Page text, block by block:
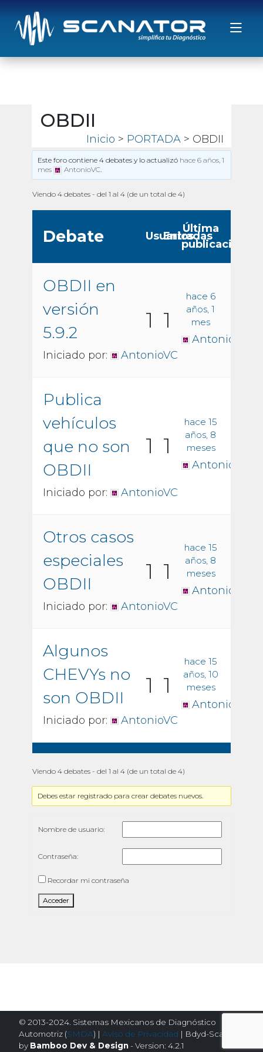
Saltar al contenido
OBDII
Inicio > PORTADA> OBDII
Este foro contiene 4 debates y lo actualizó hace 6 años, 1
mes
AntonioVC
Viendo 4 debates - del 1 al 4 (de un total de 4)
Debate Usuarios
Entradas
Última
publicación
OBDII en
versión
5.9.2
Iniciado por: AntonioVC
1 1
hace 6
años, 1
mes
AntonioVC
Publica
vehículos
que no son
OBDII
Iniciado por: AntonioVC
1 1
hace 15
años, 8
meses
AntonioVC
Otros casos
especiales
OBDII
Iniciado por: AntonioVC
1 1
hace 15
años, 8
meses
AntonioVC
Algunos
CHEVYs no
son OBDII
Iniciado por: AntonioVC
1 1
hace 15
años, 10
meses
AntonioVC
Viendo 4 debates - del 1 al 4 (de un total de 4)
Debes estar registrado para crear debates nuevos.
Nombre de usuario:
Contraseña:
Recordar mi contraseña
Acceder
© 2013-2024. Sistemas Mexicanos de Diagnóstico
Automotriz (SMDA) | Aviso de Privacidad | Bdyd-Scanator
by Bamboo Dev & Design- Version: 4.2.1